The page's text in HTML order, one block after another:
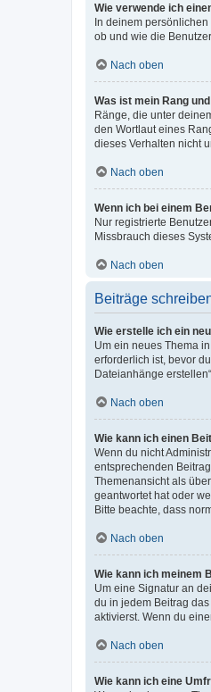
Wie verwende ich
In deinem
ob und wie die
Nach oben
Was ist mein Rang
Ränge, die unter
den Wortlaut eines
dieses Verhalten nicht
Nach oben
Wenn ich bei einem
Nur registrierte
Missbrauch dieses
Nach oben
Beiträge
Wie erstelle ich ein
Um ein neues Thema
erforderlich ist, bevor
Dateianhänge
Nach oben
Wie kann ich einen
Wenn du nicht
entsprechenden
Themenansicht als
geantwortet hat oder
Bitte beachte, dass
Nach oben
Wie kann ich meinem
Um eine Signatur an
du in jedem Beitrag
aktivierst. Wenn du
Nach oben
Wie kann ich eine